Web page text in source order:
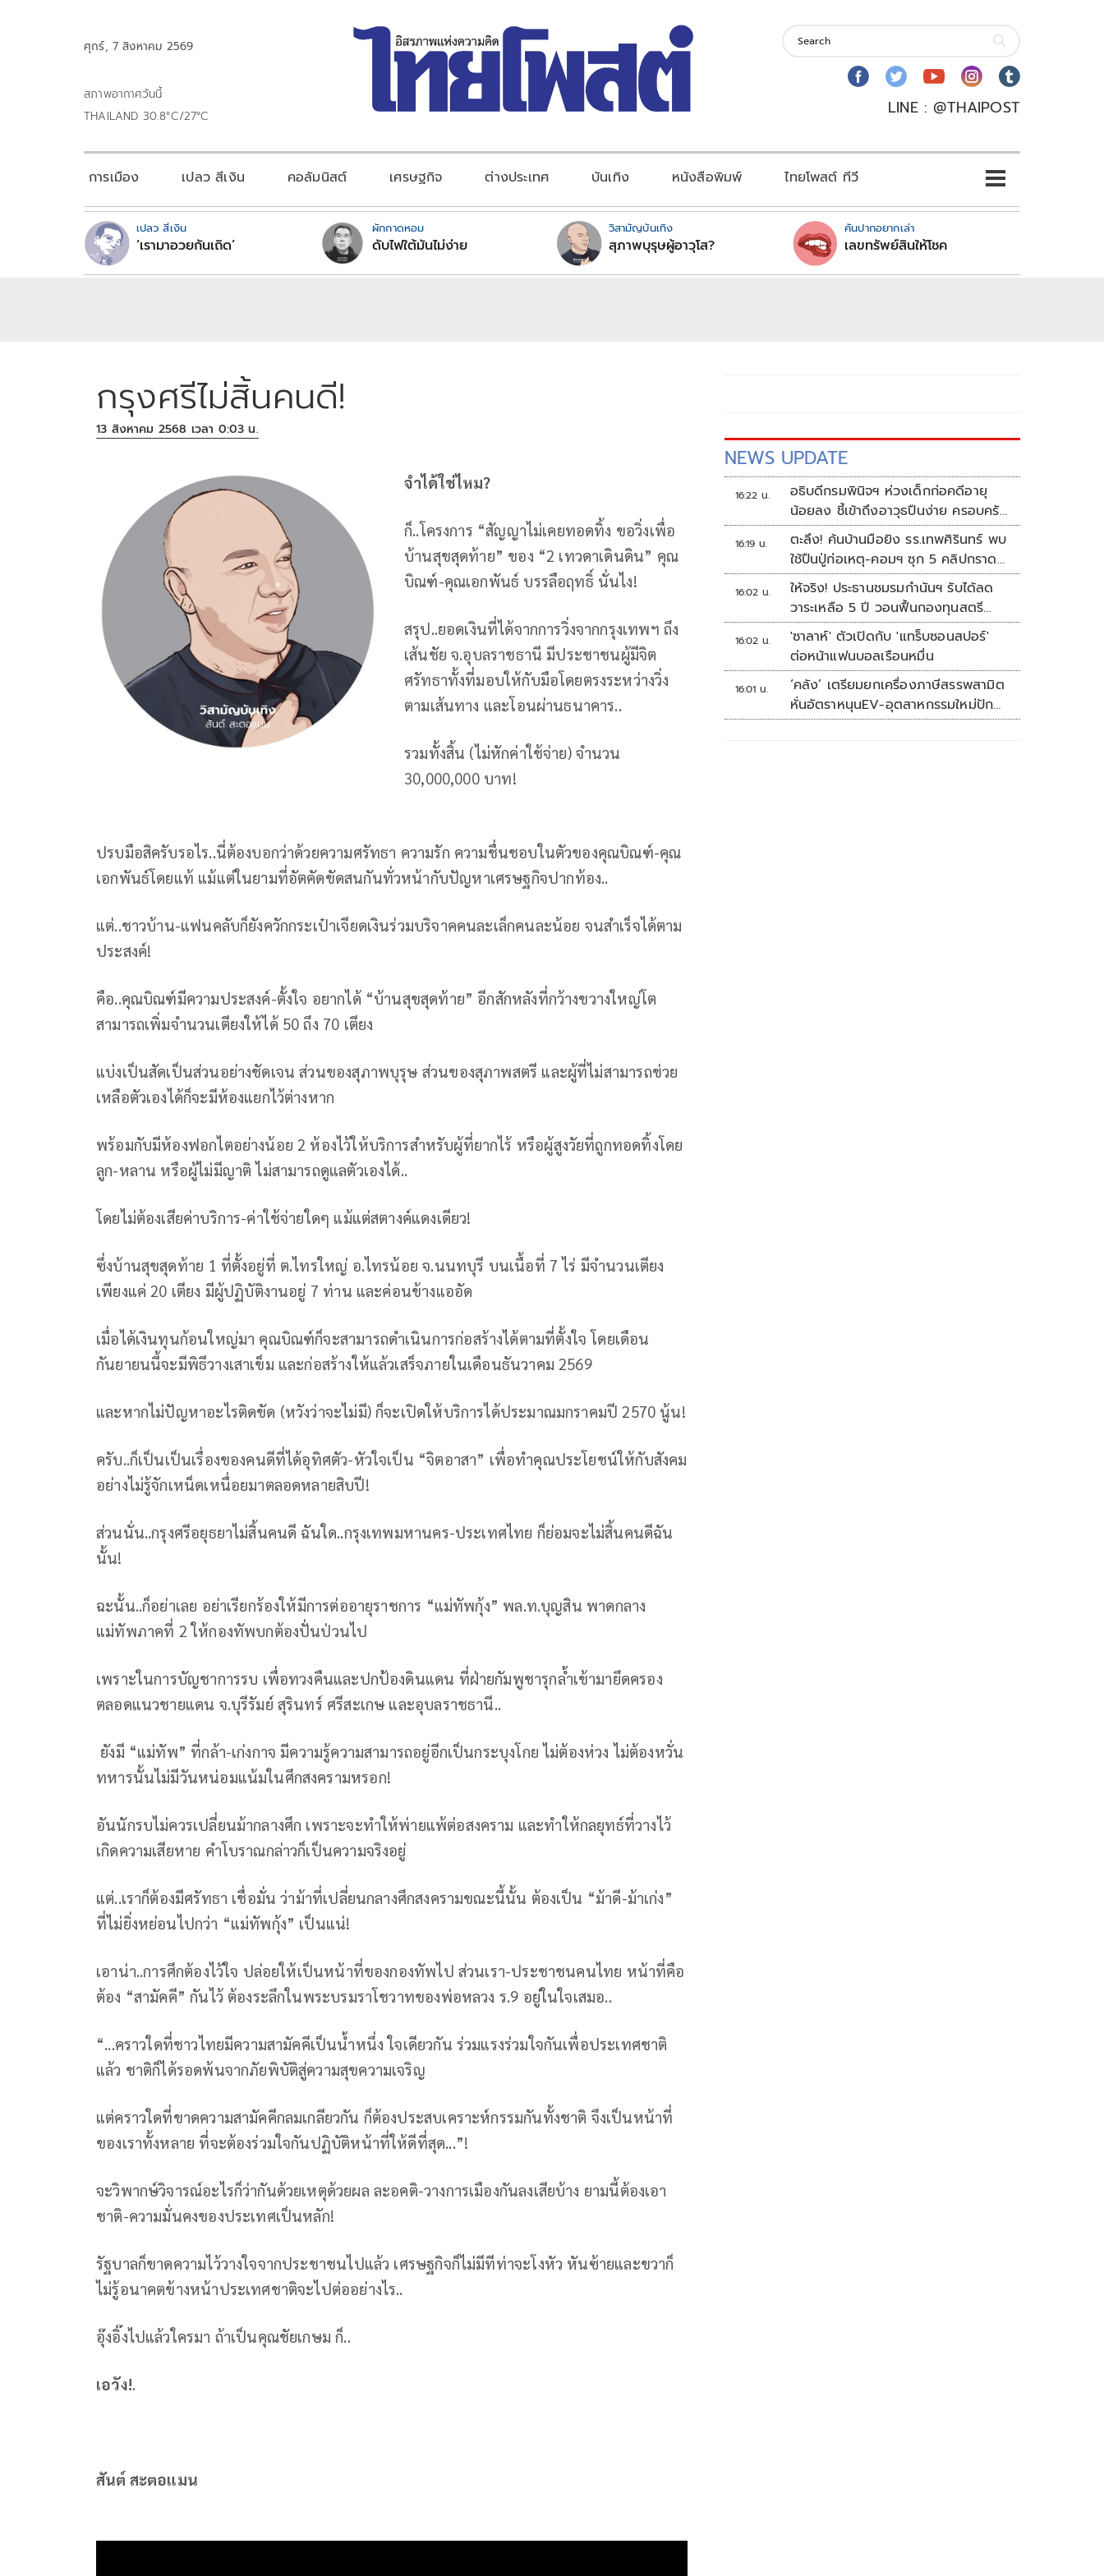
ศุกร์, 7 สิงหาคม 2569
สภาพอากาศวันนี้
THAILAND 30.8°C/27°C
LINE : @THAIPOST
การเมือง เปลว สีเงิน คอลัมนิสต์ เศรษฐกิจ ต่างประเทศ บันเทิง หนังสือพิมพ์ ไทยโพสต์ ทีวี
เปลว สีเงิน
‘เรามาอวยกันเถิด’
ผักกาดหอม
ดับไฟใต้มันไม่ง่าย
วิสามัญบันเทิง
สุภาพบุรุษผู้อาวุโส?
คันปากอยากเล่า
เลขทรัพย์สินให้โชค
กรุงศรีไม่สิ้นคนดี!
13 สิงหาคม 2568 เวลา 0:03 น.
จำได้ใช่ไหม?
ก็..โครงการ “สัญญาไม่เคยทอดทิ้ง ขอวิ่งเพื่อ
บ้านสุขสุดท้าย” ของ “2 เทวดาเดินดิน” คุณ
บิณฑ์-คุณเอกพันธ์ บรรลือฤทธิ์ นั่นไง!
สรุป..ยอดเงินที่ได้จากการวิ่งจากกรุงเทพฯ ถึง
เส้นชัย จ.อุบลราชธานี มีประชาชนผู้มีจิต
ศรัทธาทั้งที่มอบให้กับมือโดยตรงระหว่างวิ่ง
ตามเส้นทาง และโอนผ่านธนาคาร..
รวมทั้งสิ้น (ไม่หักค่าใช้จ่าย) จำนวน
30,000,000 บาท!
ปรบมือสิครับรอไร..นี่ต้องบอกว่าด้วยความศรัทธา ความรัก ความชื่นชอบในตัวของคุณบิณฑ์-คุณ
เอกพันธ์โดยแท้ แม้แต่ในยามที่อัตคัดขัดสนกันทั่วหน้ากับปัญหาเศรษฐกิจปากท้อง..
แต่..ชาวบ้าน-แฟนคลับก็ยังควักกระเป๋าเจียดเงินร่วมบริจาคคนละเล็กคนละน้อย จนสำเร็จได้ตาม
ประสงค์!
คือ..คุณบิณฑ์มีความประสงค์-ตั้งใจ อยากได้ “บ้านสุขสุดท้าย” อีกสักหลังที่กว้างขวางใหญ่โต
สามารถเพิ่ม​จำนวนเตียงให้ได้ 50 ถึง 70 เตียง
แบ่งเป็นสัดเป็นส่วนอย่างชัดเจน​ ส่วนของสุภาพบุรุษ​ ส่วนของสุภาพสตรี​ และผู้ที่ไม่สามารถช่วย
เหลือตัวเองได้ก็จะมีห้องแยกไว้ต่างหาก
พร้อมกับมีห้องฟอกไตอย่างน้อย 2 ห้อง​ไว้ให้บริการสำหรับผู้ที่ยากไร้ หรือผู้สูงวัยที่ถูกทอดทิ้ง​โดย
ลูก​-หลาน หรือผู้​ไม่​มีญาติ ไม่สามารถดูแลตัวเองได้..
โดยไม่ต้องเสียค่าบริการ-ค่าใช้จ่ายใดๆ แม้แต่สตางค์แดงเดียว!
ซึ่งบ้านสุขสุดท้าย 1 ที่ตั้งอยู่ที่ ต.ไทรใหญ่ อ.ไทรน้อย จ.นนทบุรี บนเนื้อที่ 7 ไร่ มีจำนวนเตียง
เพียงแค่ 20 เตียง มีผู้ปฏิบัติงานอยู่ 7 ท่าน และค่อนข้างแออัด
เมื่อได้เงินทุนก้อนใหญ่มา คุณบิณฑ์ก็จะสามารถดำเนินการก่อสร้างได้ตามที่ตั้งใจ โดยเดือน
กันยายนนี้จะมีพิธีวางเสาเข็ม และก่อสร้างให้แล้วเสร็จภายในเดือนธันวาคม​ 2569
และหากไม่ปัญหาอะไรติดขัด (หวังว่าจะไม่มี) ก็จะเปิดให้บริการได้ประมาณมกราคมปี 2570 นู้น!
ครับ..ก็เป็นเป็นเรื่องของคนดีที่ได้อุทิศตัว-หัวใจเป็น “จิตอาสา” เพื่อทำคุณประโยชน์ให้กับสังคม
อย่างไม่รู้จักเหน็ดเหนื่อยมาตลอดหลายสิบปี!
ส่วนนั่น..กรุงศรีอยุธยาไม่สิ้นคนดี ฉันใด..กรุงเทพมหานคร-ประเทศไทย ก็ย่อมจะไม่สิ้นคนดีฉัน
นั้น!
ฉะนั้น..ก็อย่าเลย อย่าเรียกร้องให้มีการต่ออายุราชการ “แม่ทัพกุ้ง” พล.ท.บุญสิน พาดกลาง
แม่ทัพภาคที่ 2 ให้กองทัพบกต้องปั่นป่วนไป
เพราะในการบัญชาการรบ เพื่อทวงคืนและปกป้องดินแดน ที่ฝ่ายกัมพูชารุกล้ำเข้ามายึดครอง
ตลอดแนวชายแดน จ.บุรีรัมย์ สุรินทร์ ศรีสะเกษ และอุบลราชธานี..
ยังมี “แม่ทัพ” ที่กล้า-เก่งกาจ มีความรู้ความสามารถอยู่อีกเป็นกระบุงโกย ไม่ต้องห่วง ไม่ต้องหวั่น
ทหารนั้นไม่มีวันหน่อมแน้มในศึกสงครามหรอก!
อันนักรบไม่ควรเปลี่ยนม้ากลางศึก เพราะจะทำให้พ่ายแพ้ต่อสงคราม และทำให้กลยุทธ์ที่วางไว้
เกิดความเสียหาย คำโบราณกล่าวก็เป็นความจริงอยู่
แต่..เราก็ต้องมีศรัทธา เชื่อมั่น ว่าม้าที่เปลี่ยนกลางศึกสงครามขณะนี้นั้น ต้องเป็น “ม้าดี-ม้าเก่ง”
ที่ไม่ยิ่งหย่อนไปกว่า “แม่ทัพกุ้ง” เป็นแน่!
เอาน่า..การศึกต้องไว้ใจ ปล่อยให้เป็นหน้าที่ของกองทัพไป ส่วนเรา-ประชาชนคนไทย หน้าที่คือ
ต้อง “สามัคคี” กันไว้ ต้องระลึกในพระบรมราโชวาทของพ่อหลวง ร.9 อยู่ในใจเสมอ..
“...คราวใดที่ชาวไทยมีความสามัคคีเป็นน้ำหนึ่ง ใจเดียวกัน ร่วมแรงร่วมใจกันเพื่อประเทศชาติ
แล้ว ชาติก็ได้รอดพ้นจากภัยพิบัติสู่ความสุขความเจริญ
แต่คราวใดที่ขาดความสามัคคีกลมเกลียวกัน ก็ต้องประสบเคราะห์กรรมกันทั้งชาติ จึงเป็นหน้าที่
ของเราทั้งหลาย ที่จะต้องร่วมใจกันปฏิบัติหน้าที่ให้ดีที่สุด...”!
จะวิพากษ์วิจารณ์อะไรก็ว่ากันด้วยเหตุด้วยผล ละอคติ-วางการเมืองกันลงเสียบ้าง ยามนี้ต้องเอา
ชาติ-ความมั่นคงของประเทศเป็นหลัก!
รัฐบาลก็ขาดความไว้วางใจจากประชาชนไปแล้ว เศรษฐกิจก็ไม่มีทีท่าจะโงหัว หันซ้ายและขวาก็
ไม่รู้อนาคตข้างหน้าประเทศชาติจะไปต่ออย่างไร..
อุ๊งอิ๊งไปแล้วใครมา ถ้าเป็นคุณชัยเกษม ก็..
เอวัง!.
สันต์ สะตอแมน
NEWS UPDATE
16:22 น.
อธิบดีกรมพินิจฯ ห่วงเด็กก่อคดีอายุ
น้อยลง ชี้เข้าถึงอาวุธปืนง่าย ครอบครัว
แตกแยกเป็นชนวนสำคัญ
16:19 น.
ตะลึง! ค้นบ้านมือยิง รร.เทพศิรินทร์ พบ
ใช้ปืนปู่ก่อเหตุ-คอมฯ ซุก 5 คลิปกราด
ยิง
16:02 น.
ให้จริง! ประธานชมรมกำนันฯ รับได้ลด
วาระเหลือ 5 ปี วอนฟื้นกองทุนสตรี
อำเภอละล้าน
16:02 น.
'ซาลาห์' ตัวเปิดกับ 'แทร็บซอนสปอร์'
ต่อหน้าแฟนบอลเรือนหมื่น
16:01 น.
‘คลัง’ เตรียมยกเครื่องภาษีสรรพสามิต
หั่นอัตราหนุนEV-อุตสาหกรรมใหม่ปัก
หมุดไทย